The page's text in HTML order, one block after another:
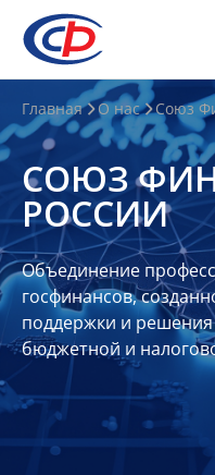
О
нас
О
СФР
Совет
Союза
Участники
Планы
отчеты
Контакты
Главная О нас Союз
СОЮЗ
РОССИИ
Объединение
госфинансов,
поддержки и
бюджетной и